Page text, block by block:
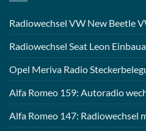
Radiowechsel VW New Beetle
Radiowechsel Seat Leon
Opel Meriva Radio
Alfa Romeo 159: Autoradio
Alfa Romeo 147: Radiowechsel